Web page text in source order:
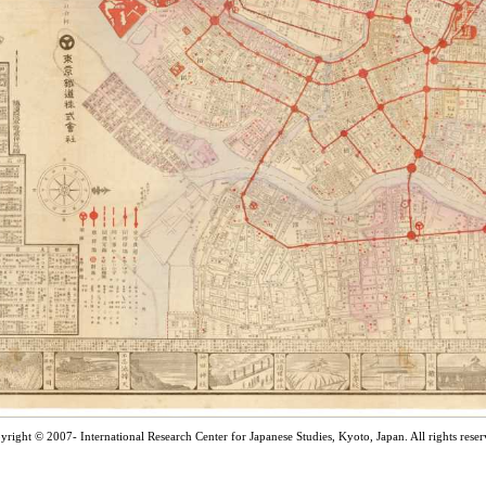
© 2007- International Research Center for Japanese Studies, Kyoto, Japan. All rights